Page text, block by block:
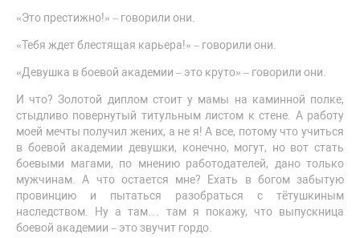
«Это престижно!» – говорили они.
«Тебя ждет блестящая карьера!» – говорили они.
«Девушка в боевой академии – это круто» – говорили они.
И что? Золотой диплом стоит у мамы на каминной полке,
стыдливо повернутый титульным листом к стене. А работу
моей мечты получил жених, а не я! А все, потому что учиться
в боевой академии девушки, конечно, могут, но вот стать
боевыми магами, по мнению работодателей, дано только
мужчинам. А что остается мне? Ехать в богом забытую
провинцию и пытаться разобраться с тётушкиным
наследством. Ну а там… там я покажу, что выпускница
боевой академии – это звучит гордо.